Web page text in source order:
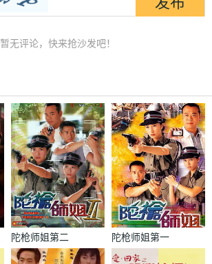
暂无评论，快来抢沙发吧！
陀枪师姐第二
部国语
陀枪师姐第一
部国语